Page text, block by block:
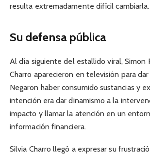
resulta extremadamente difícil cambiarla.
Su defensa pública
Al día siguiente del estallido viral, Simon
Charro aparecieron en televisión para
Negaron haber consumido sustancias y
intención era dar dinamismo a la
impacto y llamar la atención en un
información financiera.
Silvia Charro llegó a expresar su